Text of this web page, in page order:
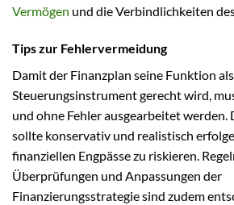
Vermögen und die Verbindlichkeiten
Tips zur Fehlervermeidung
Damit der Finanzplan seine Funktion als
Steuerungsinstrument gerecht wird,
und ohne Fehler ausgearbeitet
sollte konservativ und realistisch
finanziellen Engpässe zu riskieren.
Überprüfungen und Anpassungen der
Finanzierungsstrategie sind zudem